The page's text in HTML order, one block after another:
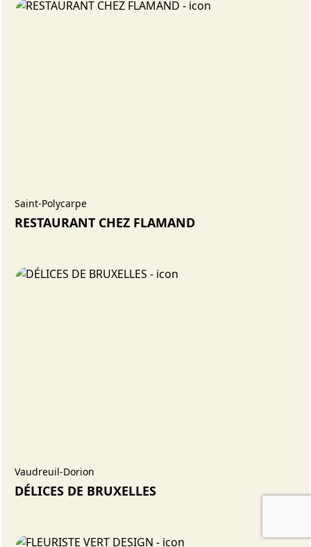
Saint-Polycarpe
RESTAURANT CHEZ FLAMAND
Vaudreuil-Dorion
DÉLICES DE BRUXELLES